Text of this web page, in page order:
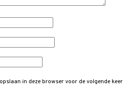
in deze browser voor de volgende keer